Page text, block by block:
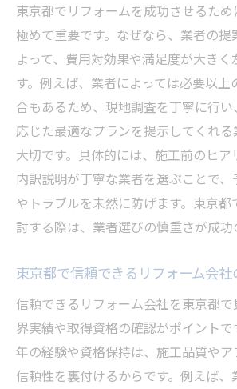
東京都でリフォームを成功させるた
極めて重要です。なぜなら、業者の
よって、費用対効果や満足度が大き
す。例えば、業者によっては必要以上
合もあるため、現地調査を丁寧に行
応じた最適なプランを提示してくれ
大切です。具体的には、施工前のヒ
内訳説明が丁寧な業者を選ぶことで
やトラブルを未然に防げます。東京
討する際は、業者選びの慎重さが成功
東京都で信頼できるリフォーム会
信頼できるリフォーム会社を東京都
界実績や取得資格の確認がポイント
年の経験や資格保持は、施工品質や
信頼性を裏付けるからです。例えば、